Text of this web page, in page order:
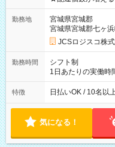
ど！ ・主要都市エリア 月収55万円／週5日稼働 月収65万~112
万円／週6日稼働 ・地方郊外エリア 月収40万円／週5日稼働 月
収40万円~50万円／週6日稼働 ＜モデル
円 (27歳男性/江東
(日休み) ■月収80万円(43歳男性/墨田区在住)※元営業 1日200個
勤務地
宮城県宮城郡
宮城県宮城郡七ヶ
JCSロジスコ株
勤務時間
シフト制
1日あたりの実働時
働8時間） ※週5日
によって時間外で
特徴 日払いOK / 10名以
気になる！